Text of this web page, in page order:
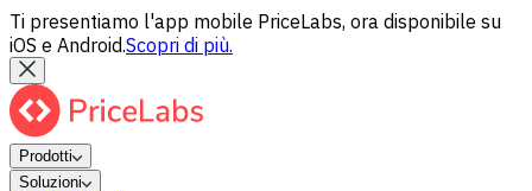
Ti presentiamo l'app mobile PriceLabs, ora disponibile su
iOS e Android.Scopri di più.
Prodotti
Soluzioni